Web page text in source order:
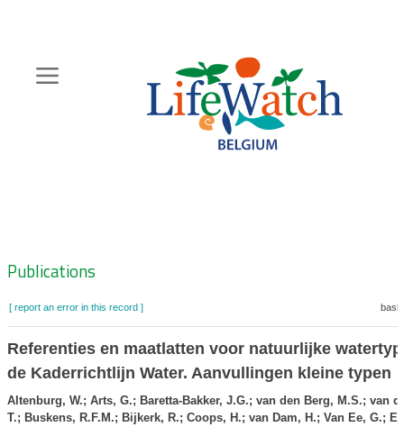
content
Zoeknavigatie
Publications
[ report an error in this record ]
Referenties en maatlatten voor natuurlijke
de Kaderrichtlijn Water. Aanvullingen kleine typen
Altenburg, W.; Arts, G.; Baretta-Bakker, J.G.; van den Berg, M.S.; van
T.; Buskens, R.F.M.; Bijkerk, R.; Coops, H.; van Dam, H.; Van Ee, G.;